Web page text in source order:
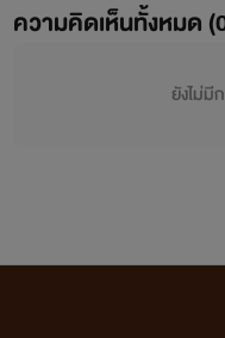
ความคิดเห็นทั้งหมด (
ยังไม่มี